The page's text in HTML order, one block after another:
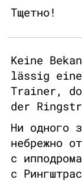
Тщетно!
Keine
lässig
Trainer,
der
Ни одного
небрежно
с
с